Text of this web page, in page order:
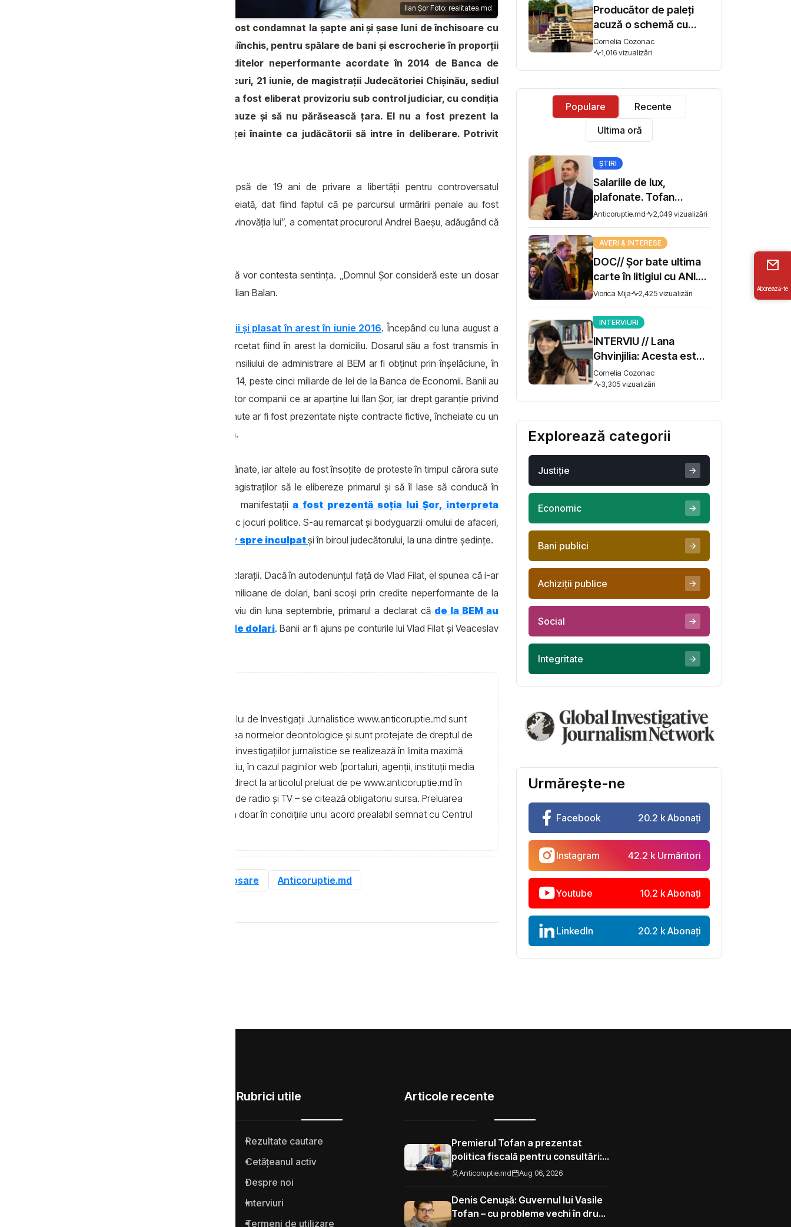
Ilan Șor Foto: realitatea.md
Primarul orașului Orhei, Ilan Șor, a fost condamnat la şapte ani și șase luni de închisoare cu
executare în penitenciar de tip semiînchis, pentru spălare de bani și escrocherie în proporții
deosebit de mari în dosarele creditelor neperformante acordate în 2014 de Banca de
Economii. Decizia a fost luată miercuri, 21 iunie, de magistrații Judecătoriei Chişinău, sediul
Buiucani. Totodată, businessmanul a fost eliberat provizoriu sub control judiciar, cu condiția
că nu este arestat legal în alte cauze și să nu părăsească țara. El nu a fost prezent la
pronunțare, părăsind sediul instanței înainte ca judăcătorii să intre în deliberare. Potrivit
Anterior, procurorii au cerut o pedeapsă de 19 ani de privare a libertății pentru controversatul
businessman. „Este o decizie neîntemeiată, dat fiind faptul că pe parcursul urmăririi penale au fost
acumulate suficiente probe care atestă vinovăția lui”, a comentat procurorul Andrei Baeșu, adăugând că
Și avocații condamnatului au precizat că vor contesta sentința. „Domnul Șor consideră este un dosar
motivat politic”, a comentat apărătorul Iulian Balan.
a fost reținut de oamenii legii și plasat în arest în iunie 2016. Începând cu luna august a
anului trecut, omul de afaceri a fost cercetat fiind în arest la domiciliu. Dosarul său a fost transmis în
judecată pe 24 august. Fostul șef al Consiliului de administrare al BEM ar fi obținut prin înșelăciune, în
perioada 4 noiembrie – 25 noiembrie 2014, peste cinci miliarde de lei de la Banca de Economii. Banii au
fost oferiți în calitate de credite mai multor companii ce ar aparţine lui Ilan Şor, iar drept garanţie privind
rambursarea mijloacelor financiare obţinute ar fi fost prezentate nişte contracte fictive, încheiate cu un
şir de entităţi bancare din Federaţia Rusă.
De atunci, mai multe ședințe au fost amânate, iar altele au fost însoțite de proteste în timpul cărora sute
sau chiar mii de persoane au cerut magistraților să le elibereze primarul și să îl lase să conducă în
continuare orașul Orhei. La una dintre manifestațiia fost prezentă soția lui Șor, interpreta
, care a acuzat magistrații că fac jocuri politice. S-au remarcat și bodyguarzii omului de afaceri,
au blocat accesul jurnaliștilor spre inculpatși în biroul judecătorului, la una dintre ședințe.
Între timp, Șor și-a schimbat și unele declarații. Dacă în autodenunțul față de Vlad Filat, el spunea că i-ar
fi dat ex-premierului o mită de 250 de milioane de dolari, bani scoși prin credite neperformante de la
Banca de Economii, atunci într-un interviu din luna septembrie, primarul a declarat că de la BEM au
fost furate doar 190 de milioane de dolari. Banii ar fi ajuns pe conturile lui Vlad Filat și Veaceslav
Textele de pe pagina web a Centrului de Investigații Jurnalistice www.anticoruptie.md sunt
realizate de jurnaliști, cu respectarea normelor deontologice și sunt protejate de dreptul de
autor. Preluarea textelor știrilor și a investigațiilor jurnalistice se realizează în limita maximă
de 500 de semne. În mod obligatoriu, în cazul paginilor web (portaluri, agenții, instituţii media
sau bloguri) trebuie indicat şi linkul direct la articolul preluat de pe www.anticoruptie.md în
primul alineat, iar în cazul posturilor de radio și TV – se citează obligatoriu sursa. Preluarea
integrală a textelor se poate realiza doar în condiţiile unui acord prealabil semnat cu Centrul
Dosare
Anticoruptie.md
Producător de paleți
acuză o schemă cu
lemn tăiat ilegal și cere
intervenția premierului:
"Concurez cu firme
primă din pădure tăiată
ilegal"
Cornelia Cozonac
1,016 vizualizări
Populare
Recente
Ultima oră
ȘTIRI
Salariile de lux,
plafonate. Tofan
propune moratoriu
pentru prime și
bonusuri
Anticoruptie.md 2,049 vizualizări
AVERI & INTERESE
DOC// Șor bate ultima
carte în litigiul cu ANI.
Miza - 10 milioane de lei
Viorica Mija 2,425 vizualizări
INTERVIURI
INTERVIU // Lana
Ghvinjilia: Acesta este
și războiul nostru. Fără
victoria Ucrainei,
Georgia nu se poate
Cornelia Cozonac
3,305 vizualizări
Explorează categorii
Justiţie
Economic
Bani publici
Achiziţii publice
Social
Integritate
Urmărește-ne
Facebook 20.2 k Abonați
Instagram 42.2 k Urmăritori
Youtube 10.2 k Abonați
LinkedIn 20.2 k Abonați
Abonează-te
Rubrici utile
Rezultate cautare
Cetățeanul activ
Despre noi
Interviuri
Termeni de utilizare
Articole recente
Premierul Tofan a prezentat
politica fiscală pentru consultări:
„Nu mi se pare corect ca avocado
să fie taxat la fel ca un măr din
Moldova”
Anticoruptie.md Aug 06, 2026
Denis Cenușă: Guvernul lui Vasile
Tofan – cu probleme vechi în drum